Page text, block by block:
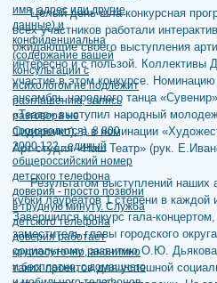
Целый день шла конкурсная
всех участников работали
ожидающие своего выступления
интересно и с пользой. Коллективы
участие в этом конкурсе.
ансамбль народного танца
«Театр» выступил народный
Сидоренко), а в номинации
Арт-студия «Наш Театр» (рук.
Результатом выступлений наших
кубки лауреатов 1 степени в каждой
Завершился конкурс гала-
заместитель главы городского
социальному развитию О.Ю.
таких проектов для успешной